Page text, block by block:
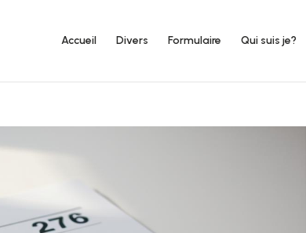
Accueil Divers Formulaire Qui suis je?